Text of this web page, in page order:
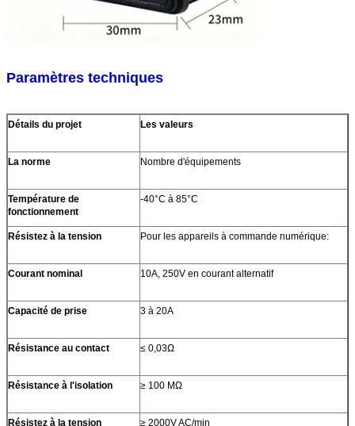
Paramètres techniques
Détails du projet Les valeurs
La norme Nombre d'équipements
Température de
fonctionnement
-40°C à 85°C
Résistez à la tension Pour les appareils à commande numérique:
Courant nominal 10A, 250V en courant alternatif
Capacité de prise 3 à 20A
Résistance au contact ≤ 0,03Ω
Résistance à l'isolation ≥ 100 MΩ
Résistez à la tension ≥ 2000V AC/min